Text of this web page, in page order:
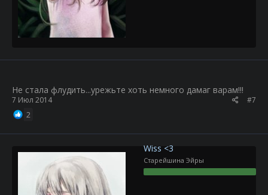
Не стала флудить...урежьте хоть немного дамаг варам!!!
7 Июл 2014 #7
2
Wiss <3
Старейшина Эйры